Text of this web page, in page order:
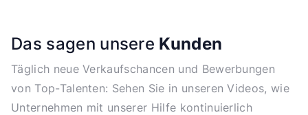
Das sagen unsere Kunden
Täglich neue Verkaufschancen und Bewerbungen
von Top-Talenten: Sehen Sie in unseren Videos, wie
Unternehmen mit unserer Hilfe kontinuierlich